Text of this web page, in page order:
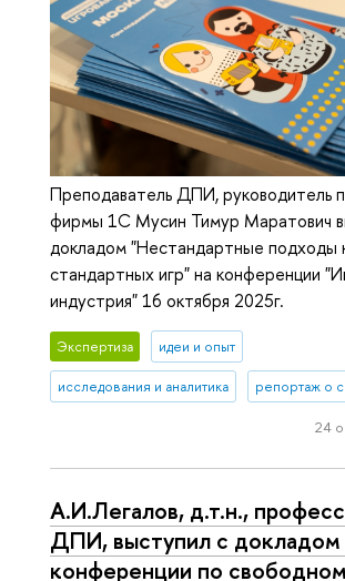
Преподаватель ДПИ, руководитель
фирмы 1С Мусин Тимур Маратович
докладом "Нестандартные подходы
стандартных игр" на конференции
индустрия" 16 октября 2025г.
Экспертиза идеи и опыт
исследования и аналитика репортаж о
24
А.И.Легалов, д.т.н.,
ДПИ, выступил с докладом
конференции по